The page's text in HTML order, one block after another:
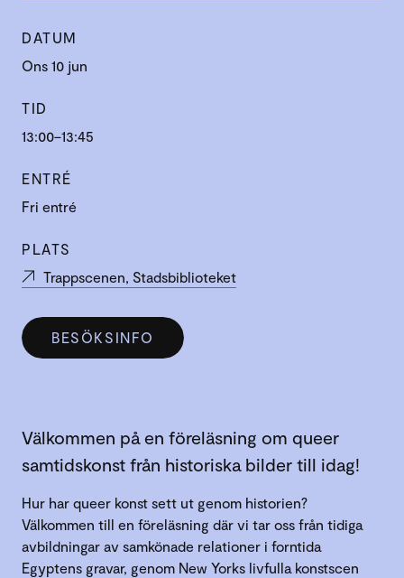
DATUM
Ons 10 jun
TID
13:00–13:45
ENTRÉ
Fri entré
PLATS
Trappscenen, Stadsbiblioteket
BESÖKSINFO
Välkommen på en föreläsning om queer
samtidskonst från historiska bilder till idag!
Hur har queer konst sett ut genom historien?
Välkommen till en föreläsning där vi tar oss från tidiga
avbildningar av samkönade relationer i forntida
Egyptens gravar, genom New Yorks livfulla konstscen